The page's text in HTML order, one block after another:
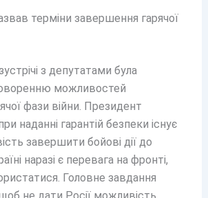
з депутатами була
можливостей
фази війни. Президент
наданні гарантій безпеки існує
завершити бойові дії до
наразі є перевага на фронті,
Головне завдання
не дати Росії можливість